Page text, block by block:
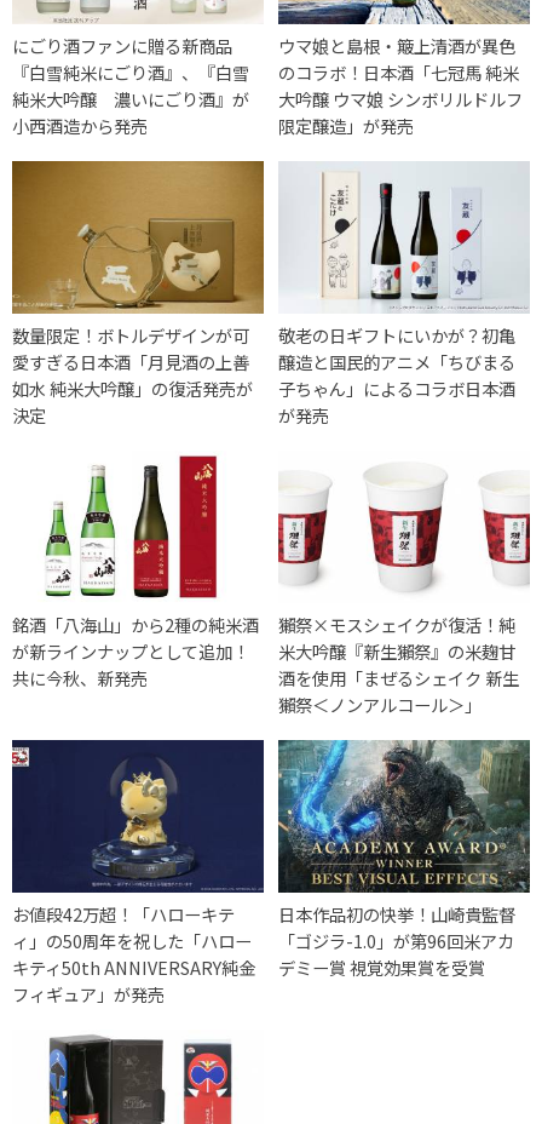
にごり酒ファンに贈る新商品
『白雪純米にごり酒』、『白雪
純米大吟醸 濃いにごり酒』が
小西酒造から発売
ウマ娘と島根・簸上清酒が異色
のコラボ！日本酒「七冠馬 純米
大吟醸 ウマ娘 シンボリルドルフ
限定醸造」が発売
数量限定！ボトルデザインが可
愛すぎる日本酒「月見酒の上善
如水 純米大吟醸」の復活発売が
決定
敬老の日ギフトにいかが？初亀
醸造と国民的アニメ「ちびまる
子ちゃん」によるコラボ日本酒
が発売
銘酒「八海山」から2種の純米酒
が新ラインナップとして追加！
共に今秋、新発売
獺祭×モスシェイクが復活！純
米大吟醸『新生獺祭』の米麹甘
酒を使用「まぜるシェイク 新生
獺祭＜ノンアルコール＞」
お値段42万超！「ハローキテ
ィ」の50周年を祝した「ハロー
キティ50th ANNIVERSARY純金
フィギュア」が発売
日本作品初の快挙！山崎貴監督
「ゴジラ-1.0」が第96回米アカ
デミー賞 視覚効果賞を受賞